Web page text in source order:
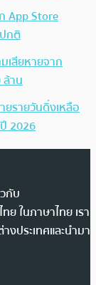
App Store
กติ
เสียหายจาก
ล้าน
ยรายวันดิ่งเหลือ
2026
กับ
ย ในภาษาไทย เรา
งประเทศและนำมา